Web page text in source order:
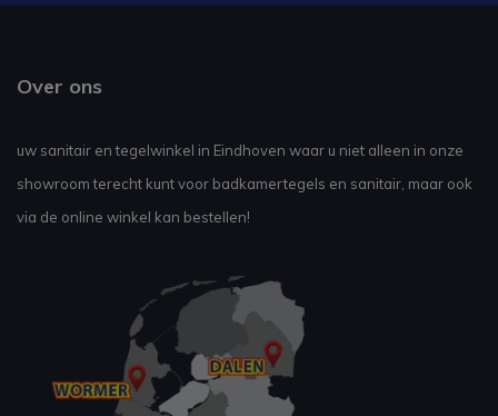
Over ons
uw sanitair en tegelwinkel in Eindhoven waar u niet alleen in onze
showroom terecht kunt voor badkamertegels en sanitair, maar ook
via de online winkel kan bestellen!